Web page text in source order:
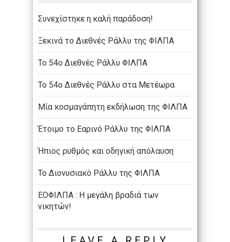
Συνεχίστηκε η καλή παράδοση!
Ξεκινά το Διεθνές Ράλλυ της ΦΙΛΠΑ
Το 54ο Διεθνές Ράλλυ ΦΙΛΠΑ
Το 54ο Διεθνές Ράλλυ στα Μετέωρα
Μία κοσμαγάπητη εκδήλωση της ΦΙΛΠΑ
Έτοιμο το Εαρινό Ράλλυ της ΦΙΛΠΑ
Ήπιος ρυθμός και οδηγική απόλαυση
Το Διονυσιακό Ράλλυ της ΦΙΛΠΑ
ΕΟΦΙΛΠΑ : Η μεγάλη βραδιά των
νικητών!